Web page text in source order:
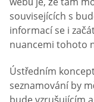
souvisejících s
informací se i
nuancemi tohoto
Ústředním
seznamování by